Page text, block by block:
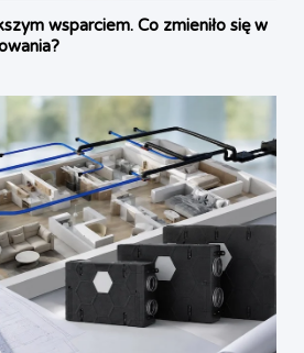
wsparciem. Co zmieniło się w